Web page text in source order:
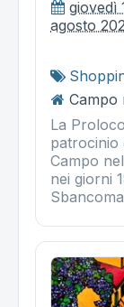
giovedì
agosto
Campo
La
patrocinio
Campo
nei giorni